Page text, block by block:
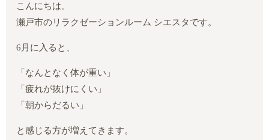
こんにちは。
瀬戸市のリラクゼーションルーム シエスタです。
6月に入ると、
「なんとなく体が重い」
「疲れが抜けにくい」
「朝からだるい」
と感じる方が増えてきます。